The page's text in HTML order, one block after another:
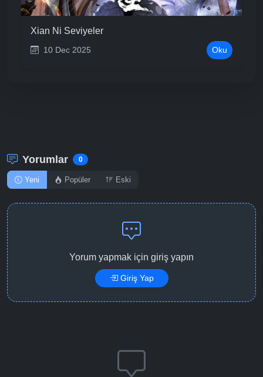
Xian Ni Seviyeler
10 Dec 2025 Oku
Yorumlar 0
Yeni Popüler Eski
Yorum yapmak için giriş yapın
Giriş Yap